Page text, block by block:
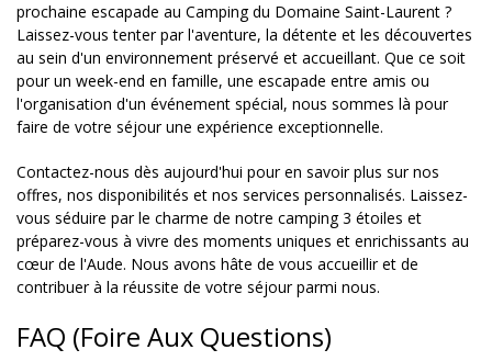
prochaine escapade au Camping du Domaine Saint-Laurent ?
Laissez-vous tenter par l'aventure, la détente et les découvertes
au sein d'un environnement préservé et accueillant. Que ce soit
pour un week-end en famille, une escapade entre amis ou
l'organisation d'un événement spécial, nous sommes là pour
faire de votre séjour une expérience exceptionnelle.
Contactez-nous dès aujourd'hui pour en savoir plus sur nos
offres, nos disponibilités et nos services personnalisés. Laissez-
vous séduire par le charme de notre camping 3 étoiles et
préparez-vous à vivre des moments uniques et enrichissants au
cœur de l'Aude. Nous avons hâte de vous accueillir et de
contribuer à la réussite de votre séjour parmi nous.
FAQ (Foire Aux Questions)